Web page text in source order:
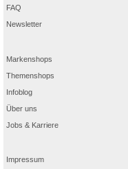
FAQ
Newsletter
Markenshops
Themenshops
Infoblog
Über uns
Jobs & Karriere
Impressum